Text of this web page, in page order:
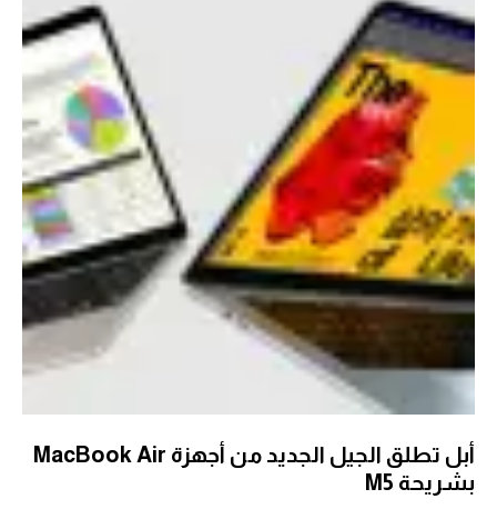
أبل تطلق الجيل الجديد من أجهزة MacBook Air
بشريحة M5